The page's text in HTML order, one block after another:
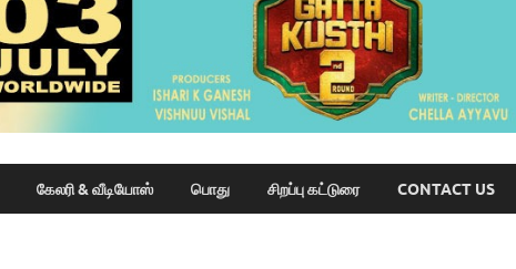
கேலரி & வீடியோஸ் பொது சிறப்பு கட்டுரை CONTACT US